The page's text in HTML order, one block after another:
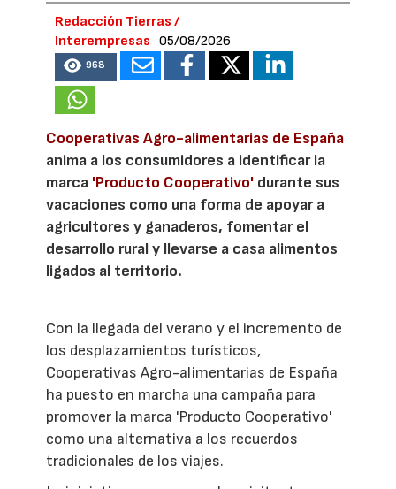
Redacción Tierras /
Interempresas
05/08/2026
968
Cooperativas Agro-alimentarias de España
anima a los consumidores a identificar la
marca 'Producto Cooperativo' durante sus
vacaciones como una forma de apoyar a
agricultores y ganaderos, fomentar el
desarrollo rural y llevarse a casa alimentos
ligados al territorio.
Con la llegada del verano y el incremento de
los desplazamientos turísticos,
Cooperativas Agro-alimentarias de España
ha puesto en marcha una campaña para
promover la marca 'Producto Cooperativo'
como una alternativa a los recuerdos
tradicionales de los viajes.